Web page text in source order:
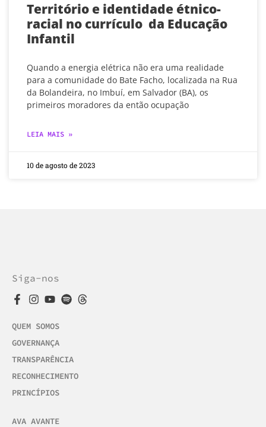
Território e identidade étnico-
racial no currículo da Educação
Infantil
Quando a energia elétrica não era uma realidade
para a comunidade do Bate Facho, localizada na Rua
da Bolandeira, no Imbuí, em Salvador (BA), os
primeiros moradores da então ocupação
LEIA MAIS »
10 de agosto de 2023
Siga-nos
QUEM SOMOS
GOVERNANÇA
TRANSPARÊNCIA
RECONHECIMENTO
PRINCÍPIOS
AVA AVANTE